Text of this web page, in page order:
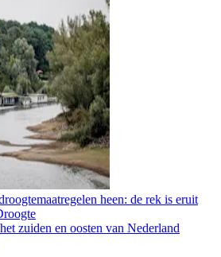
heen: de rek is eruit
zuiden en oosten van Nederland